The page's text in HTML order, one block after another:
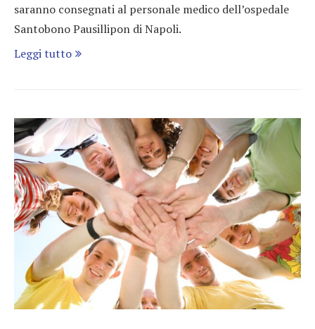
saranno consegnati al personale medico dell’ospedale
Santobono Pausillipon di Napoli.
Leggi tutto